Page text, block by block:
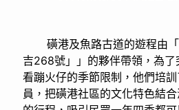
磺港及魚路古道的遊程由「
吉268號」」的夥伴帶領，為
看蹦火仔的季節限制，他們培
員，把磺港社區的文化特色結